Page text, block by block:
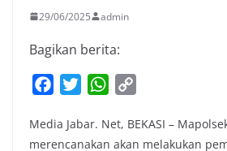
29/06/2025 admin
Bagikan berita:
c
i
W
a
p
Media Jabar. Net, BEKASI –
merencanakan akan melakukan